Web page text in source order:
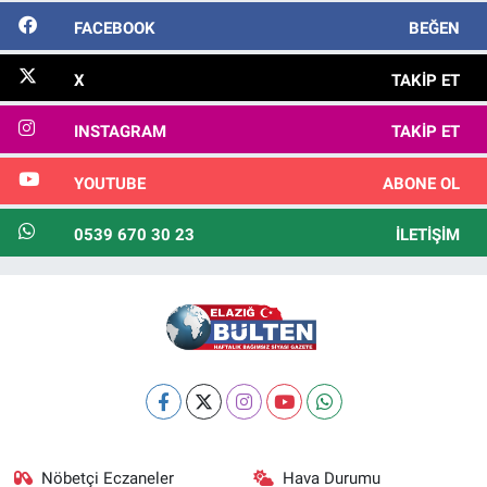
FACEBOOK BEĞEN
X TAKIP ET
INSTAGRAM TAKIP ET
YOUTUBE ABONE OL
0539 670 30 23 İLETIŞIM
Nöbetçi Eczaneler Hava Durumu